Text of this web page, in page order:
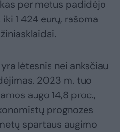
per metus padidėjo
1 424 eurų, rašoma
lėtesnis nei anksčiau
2023 m. tuo
augo 14,8 proc.,
prognozės
spartaus augimo